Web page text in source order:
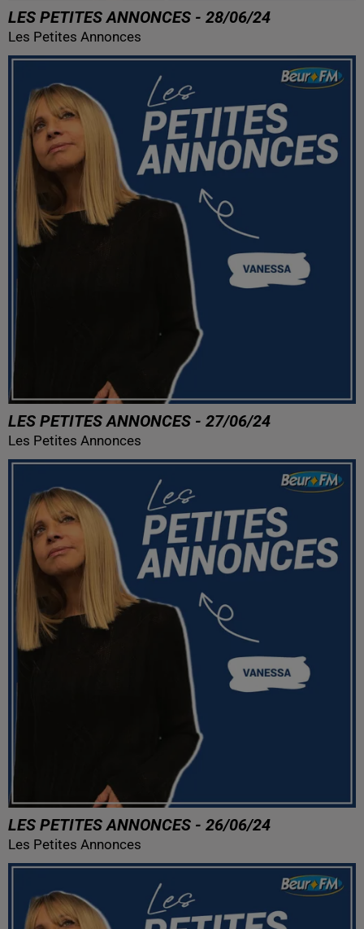
LES PETITES ANNONCES - 28/06/24
Les Petites Annonces
LES PETITES ANNONCES - 27/06/24
Les Petites Annonces
LES PETITES ANNONCES - 26/06/24
Les Petites Annonces